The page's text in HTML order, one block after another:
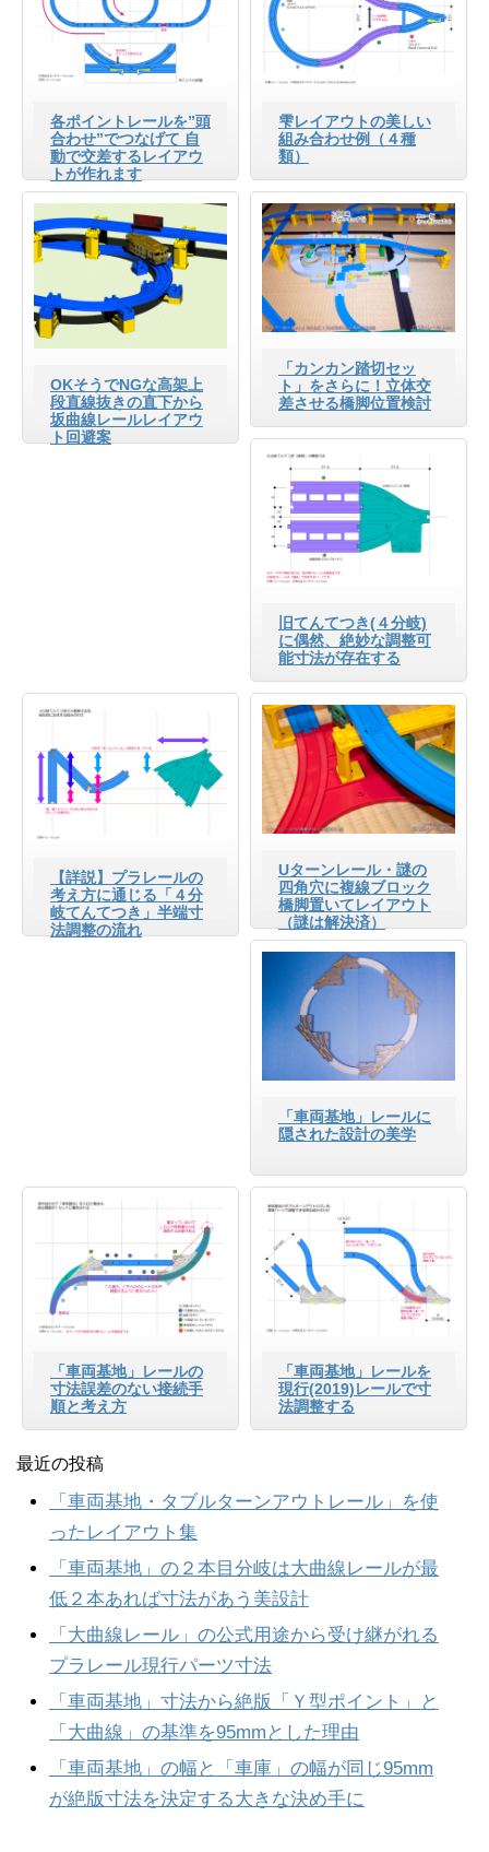
各ポイントレールを”頭
合わせ”でつなげて 自
動で交差するレイアウ
トが作れます
雫レイアウトの美しい
組み合わせ例（４種
類）
OKそうでNGな高架上
段直線抜きの直下から
坂曲線レールレイアウ
ト回避案
「カンカン踏切セッ
ト」をさらに！立体交
差させる橋脚位置検討
旧てんてつき(４分岐)
に偶然、絶妙な調整可
能寸法が存在する
【詳説】プラレールの
考え方に通じる「４分
岐てんてつき」半端寸
法調整の流れ
Uターンレール・謎の
四角穴に複線ブロック
橋脚置いてレイアウト
（謎は解決済）
「車両基地」レールに
隠された設計の美学
「車両基地」レールの
寸法誤差のない接続手
順と考え方
「車両基地」レールを
現行(2019)レールで寸
法調整する
最近の投稿
「車両基地・タブルターンアウトレール」を使
ったレイアウト集
「車両基地」の２本目分岐は大曲線レールが最
低２本あれば寸法があう美設計
「大曲線レール」の公式用途から受け継がれる
プラレール現行パーツ寸法
「車両基地」寸法から絶版「Ｙ型ポイント」と
「大曲線」の基準を95mmとした理由
「車両基地」の幅と「車庫」の幅が同じ95mm
が絶版寸法を決定する大きな決め手に